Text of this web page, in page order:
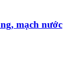
mạch nước